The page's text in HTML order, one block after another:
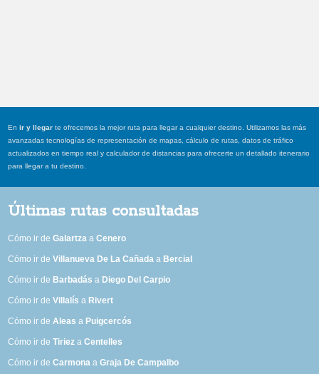
Enir y llegar te ofrecemos la mejor ruta para llegar a cualquier destino. Utilizamos las más
avanzadas tecnologías de representación de mapas, cálculo de rutas, datos de tráfico
actualizados en tiempo real y calculador de distancias para ofrecerte un detallado itenerario
para llegar a tu destino.
Últimas rutas consultadas
Cómo ir deGalartza aCenero
Cómo ir deVillanueva De La Cañada a Bercial
Cómo ir de Barbadás a Diego Del Carpio
Cómo ir deVillalís a Rivert
Cómo ir deAleas a Puigcercós
Cómo ir deTiriez aCentelles
Cómo ir deCarmona aGraja De Campalbo